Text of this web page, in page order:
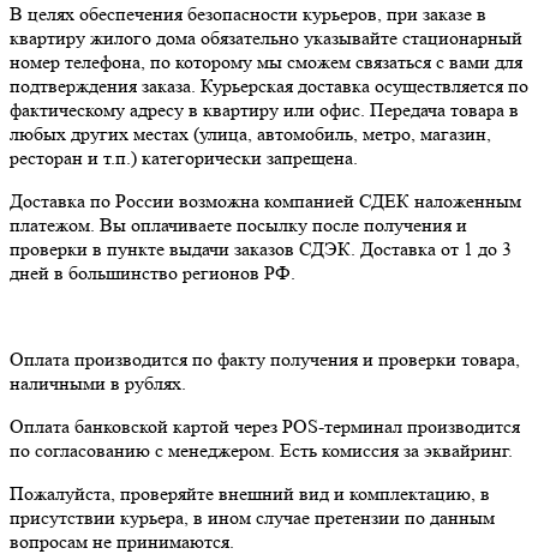
В целях обеспечения безопасности курьеров, при заказе в
квартиру жилого дома обязательно указывайте стационарный
номер телефона, по которому мы сможем связаться с вами для
подтверждения заказа. Курьерская доставка осуществляется по
фактическому адресу в квартиру или офис. Передача товара в
любых других местах (улица, автомобиль, метро, магазин,
ресторан и т.п.) категорически запрещена.
Доставка по России возможна компанией СДЕК наложенным
платежом. Вы оплачиваете посылку после получения и
проверки в пункте выдачи заказов СДЭК. Доставка от 1 до 3
дней в большинство регионов РФ.
Оплата производится по факту получения и проверки товара,
наличными в рублях.
Оплата банковской картой через POS-терминал производится
по согласованию с менеджером. Есть комиссия за эквайринг.
Пожалуйста, проверяйте внешний вид и комплектацию, в
присутствии курьера, в ином случае претензии по данным
вопросам не принимаются.